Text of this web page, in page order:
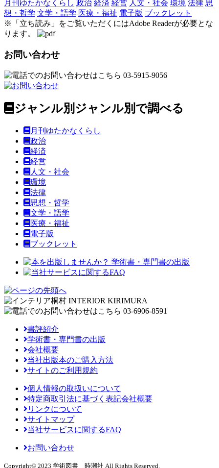
月刊ゆたかなくらし 政治 経済 経営 人文・社会 環境 法律 思
想・哲学 文学・語学 医療・福祉 電子版 ブックレット
※
「立ち読み」をご覧いただくにはAdobe Readerが必要とな
ります。
お問い合わせ
ジャンル別 ジャンル別で調べる
月刊ゆたかなくらし
政治
経済
経営
人文・社会
環境
法律
思想・哲学
文学・語学
医療・福祉
電子版
ブックレット
書評紹介
学術書・専門書の出版
会社概要
当社出版本のご購入方法
サイトのご利用規約
個人情報の取扱いについて
特定商取引法に基づく表記会社概要
リンクについて
サイトマップ
当社サービスに関するFAQ
お問い合わせ
Copyright© 2023 学術図書 時潮社 All Rights Reserved.